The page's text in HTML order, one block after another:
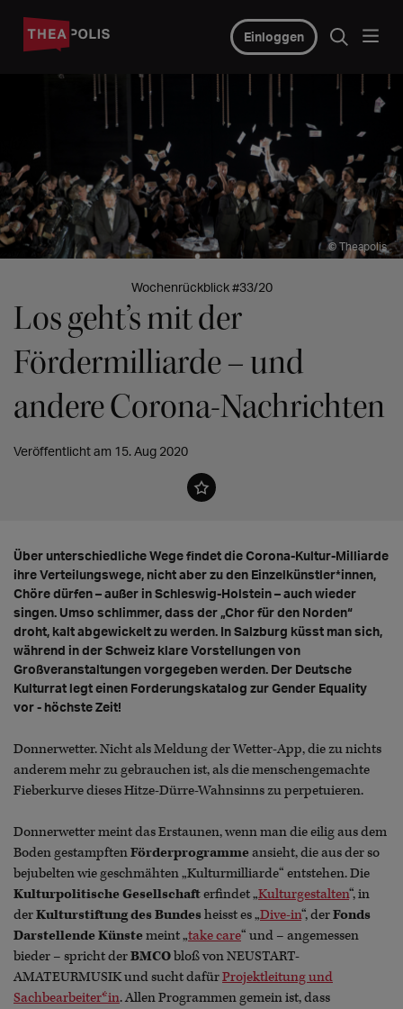
Einloggen
© Theapolis
Wochenrückblick #33/20
Los geht’s mit der
Fördermilliarde – und
andere Corona-Nachrichten
Veröffentlicht am 15. Aug 2020
Über unterschiedliche Wege findet die Corona-Kultur-Milliarde
ihre Verteilungswege, nicht aber zu den Einzelkünstler*innen,
Chöre dürfen – außer in Schleswig-Holstein – auch wieder
singen. Umso schlimmer, dass der „Chor für den Norden“
droht, kalt abgewickelt zu werden. In Salzburg küsst man sich,
während in der Schweiz klare Vorstellungen von
Großveranstaltungen vorgegeben werden. Der Deutsche
Kulturrat legt einen Forderungskatalog zur Gender Equality
vor - höchste Zeit!
Donnerwetter. Nicht als Meldung der Wetter-App, die zu nichts
anderem mehr zu gebrauchen ist, als die menschengemachte
Fieberkurve dieses Hitze-Dürre-Wahnsinns zu perpetuieren.
Donnerwetter meint das Erstaunen, wenn man die eilig aus dem
Boden gestampftenFörderprogrammeansieht, die aus der so
bejubelten wie geschmähten „Kulturmilliarde“ entstehen. Die
Kulturpolitische Gesellschafterfindet „Kulturgestalten“, in
derKulturstiftung des Bundesheisst es „Dive-in“, derFonds
Darstellende Künstemeint „take care“ und – angemessen
bieder – spricht derBMCObloß von NEUSTART-
AMATEURMUSIK und sucht dafürProjektleitung und
Sachbearbeiter*in. Allen Programmen gemein ist, dass